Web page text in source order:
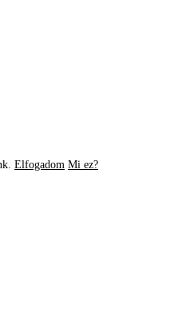
Elfogadom Mi ez?